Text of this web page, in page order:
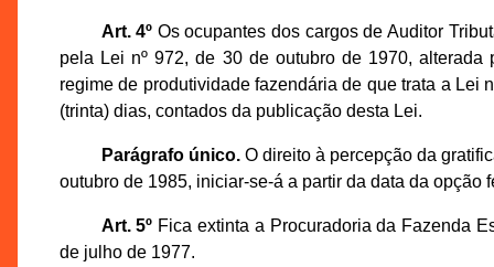
Art. 4º Os ocupantes dos cargos de Auditor
pela Lei nº 972, de 30 de outubro de 1970,
regime de produtividade fazendária de que trata a Lei
(trinta) dias, contados da publicação desta Lei.
Parágrafo único.O direito à percepção da
outubro de 1985, iniciar-se-á a partir da data da opção
Art. 5º Fica extinta a Procuradoria da Fazenda
de julho de 1977.